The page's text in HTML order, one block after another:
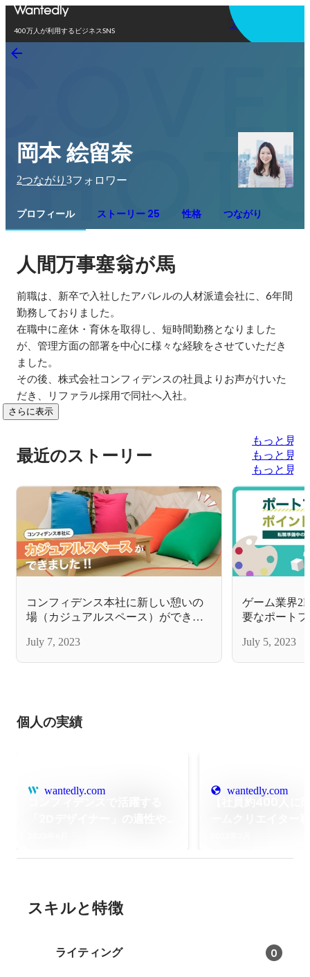
400万人が利用するビジネスSNS
アプリを使う
岡本 絵留奈
2つながり 3フォロワー
プロフィール ストーリー 25 性格 つながり
人間万事塞翁が馬
前職は、新卒で入社したアパレルの人材派遣会社に、6年間
勤務しておりました。
在職中に産休・育休を取得し、短時間勤務となりました
が、管理方面の部署を中心に様々な経験をさせていただき
ました。
その後、株式会社コンフィデンスの社員よりお声がけいた
だき、リファラル採用で同社へ入社。
さらに表示
最近のストーリー
もっと見る
もっと見る
もっと見る
コンフィデンス本社に新しい憩いの
場（カジュアルスペース）ができま
July 7, 2023
ゲーム業界
要なポート
July 5, 2023
個人の実績
wantedly.com wantedly.com
スキルと特徴
ライティング 0